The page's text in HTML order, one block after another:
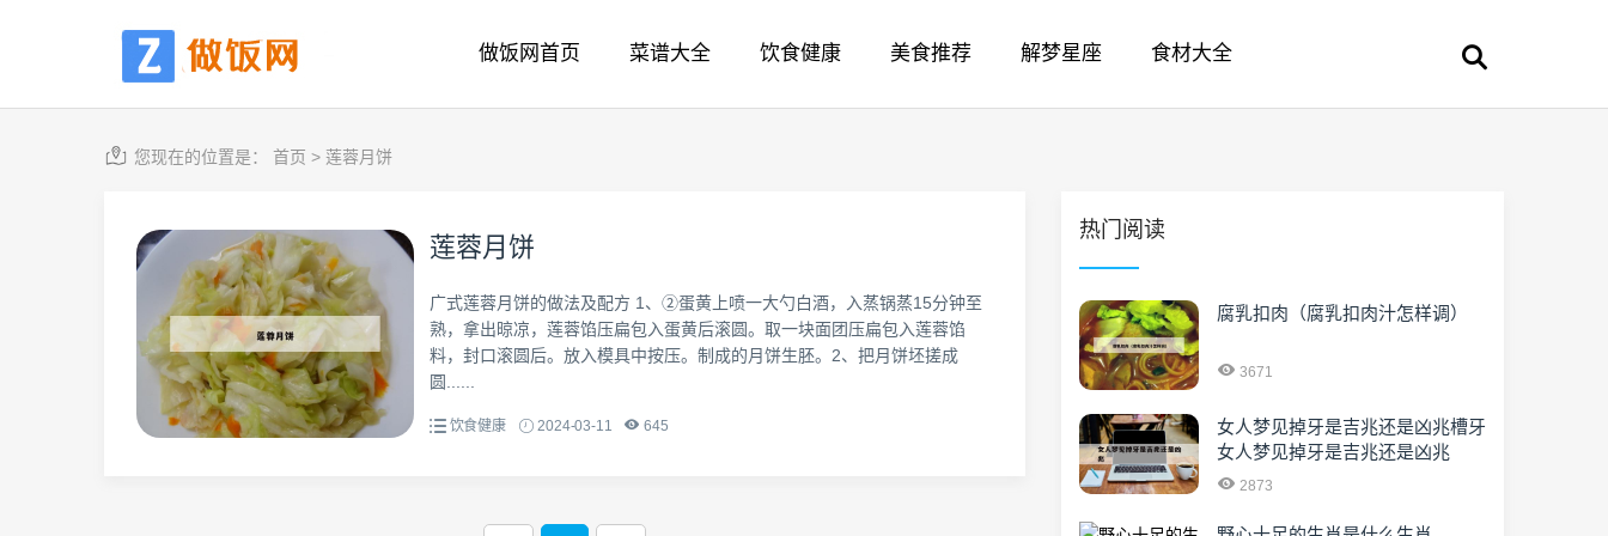
做饭网首页 菜谱大全 饮食健康 美食推荐 解梦星座 食材大全
您现在的位置是： 首页 > 莲蓉月饼
莲蓉月饼
广式莲蓉月饼的做法及配方 1、②蛋黄上喷一大勺白酒，入蒸锅蒸15分钟至
熟，拿出晾凉，莲蓉馅压扁包入蛋黄后滚圆。取一块面团压扁包入莲蓉馅
料，封口滚圆后。放入模具中按压。制成的月饼生胚。2、把月饼坯搓成
圆......
饮食健康 2024-03-11 645
热门阅读
腐乳扣肉（腐乳扣肉汁怎样调）
3671
女人梦见掉牙是吉兆还是凶兆槽牙
女人梦见掉牙是吉兆还是凶兆
2873